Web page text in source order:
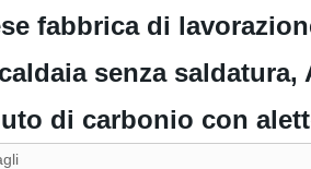
fabbrica di
senza saldatura,
di carbonio con